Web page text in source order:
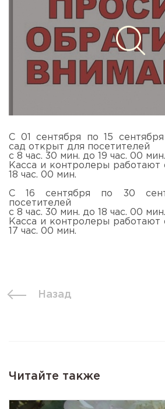
С 01 сентября по 15 сентября
сад открыт для посетителей
с 8 час. 30 мин. до 19 час. 00 мин.
Касса и контролеры работают
18 час. 00 мин.
С 16 сентября по 30
посетителей
с 8 час. 30 мин. до 18 час. 00 мин.
Касса и контролеры работают
17 час. 00 мин.
Назад
Читайте также